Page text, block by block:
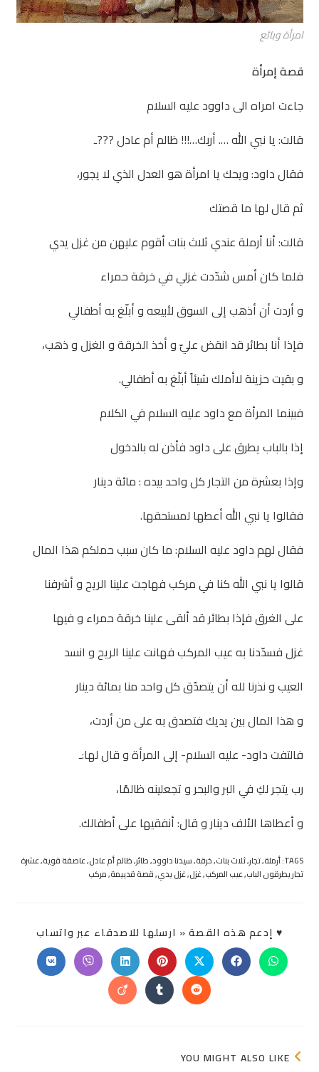
امرأة وبائع
قصة إمرأة
جاءت امراه الى داوود عليه السلام
قالت: يا نبي الله …. أربك…!!! ظالم أم عادل ???ـ
فقال داود: ويحك يا امرأة هو العدل الذي لا يجور،
ثم قال لها ما قصتك
قالت: أنا أرملة عندي ثلاث بنات أقوم عليهن من غزل يدي
فلما كان أمس شدّدت غزلي في خرقة حمراء
و أردت أن أذهب إلى السوق لأبيعه و أبلّغ به أطفالي
فإذا أنا بطائر قد انقض عليّ و أخذ الخرقة و الغزل و ذهب،
و بقيت حزينة لاأملك شيئاً أبلّغ به أطفالي.
فبينما المرأة مع داود عليه السلام في الكلام
إذا بالباب يطرق على داود فأذن له بالدخول
وإذا بعشرة من التجار كل واحد بيده : مائة دينار
فقالوا يا نبي الله أعطها لمستحقها.
فقال لهم داود عليه السلام: ما كان سبب حملكم هذا المال
قالوا يا نبي الله كنا في مركب فهاجت علينا الريح و أشرفنا
على الغرق فإذا بطائر قد ألقى علينا خرقة حمراء و فيها
غزل فسدّدنا به عيب المركب فهانت علينا الريح و انسد
العيب و نذرنا لله أن يتصدّق كل واحد منا بمائة دينار
و هذا المال بين يديك فتصدق به على من أردت،
فالتفت داود- عليه السلام- إلى المرأة و قال لها:ـ
رب يتجر لكِ في البر والبحر و تجعلينه ظالمًا،
و أعطاها الألف دينار و قال: أنفقيها على أطفالك.
TAGS: أرملة,تجار,ثلاث بنات,خرقة,سيدنا داوود,طائر,ظالم أم عادل,عاصفة قوية,عشرة
تجار يطرقون الباب,عيب المركب,غزل,غزل يدي,قصة قدييمة,مركب
♥ إدعم هذه القصة « ارسلها للاصدقاء عبر واتسابSHARE
Opens
in
Opens
in
window
Opens
in
a
new
window
Opens
in
a
new
window
Opens
in
a
new
window
Opens
in
Opens
in
Opens
in
Opens
in
Opens
in
YOU MIGHT ALSO LIKE